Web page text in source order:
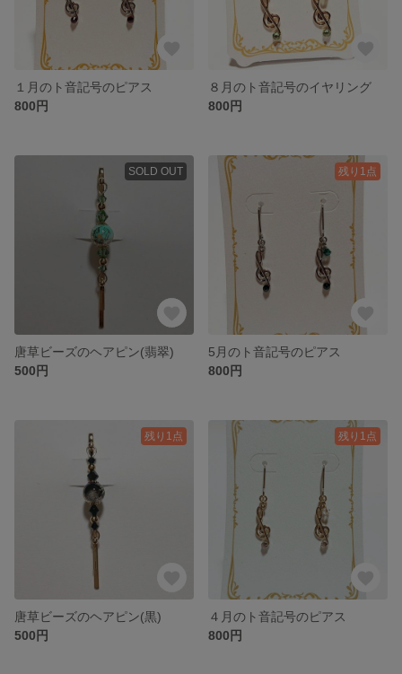
１月のト音記号のピアス
800円
８月のト音記号のイヤリング
800円
SOLD OUT
唐草ビーズのヘアピン(翡翠)
500円
残り1点
5月のト音記号のピアス
800円
残り1点
唐草ビーズのヘアピン(黒)
500円
残り1点
４月のト音記号のピアス
800円